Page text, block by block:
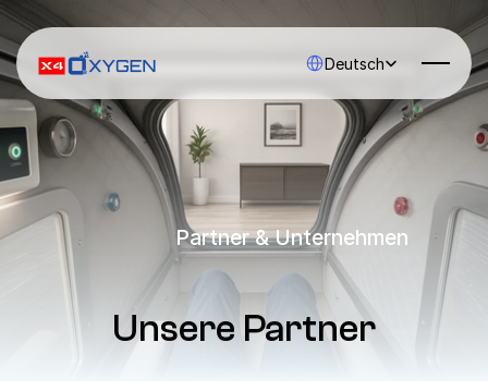
Deutsch
Partner & Unternehmen
Unsere Partner